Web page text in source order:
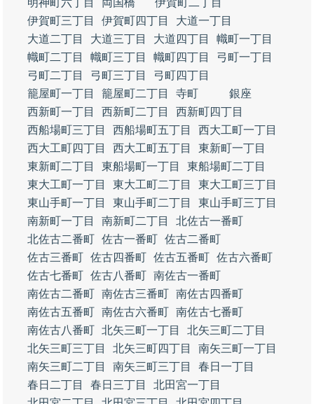
明神町六丁目 両国橋
伊賀町二丁目
伊賀町三丁目
伊賀町四丁目
大道一丁目
大道二丁目
大道三丁目 大道四丁目
幟町一丁目
幟町二丁目
幟町三丁目 幟町四丁目
弓町一丁目
弓町二丁目
弓町三丁目
弓町四丁目
籠屋町一丁目
籠屋町二丁目 寺町
銀座
西新町一丁目
西新町二丁目
西新町四丁目
西船場町三丁目
西船場町五丁目
西大工町一丁目
西大工町四丁目
西大工町五丁目
東新町一丁目
東新町二丁目
東船場町一丁目
東船場町二丁目
東大工町一丁目
東大工町二丁目
東大工町三丁目
東山手町一丁目
東山手町二丁目
東山手町三丁目
南新町一丁目
南新町二丁目
北佐古一番町
北佐古二番町 佐古一番町 佐古二番町
佐古三番町 佐古四番町 佐古五番町 佐古六番町
佐古七番町 佐古八番町 南佐古一番町
南佐古二番町 南佐古三番町 南佐古四番町
南佐古五番町 南佐古六番町 南佐古七番町
南佐古八番町 北矢三町一丁目
北矢三町二丁目
北矢三町三丁目
北矢三町四丁目
南矢三町一丁目
南矢三町二丁目
南矢三町三丁目
春日一丁目
春日二丁目
春日三丁目
北田宮一丁目